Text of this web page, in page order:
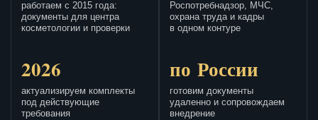
работаем с 2015 года:
документы для центра
косметологии и проверки
Роспотребнадзор, МЧС,
охрана труда и кадры
в одном контуре
2026
актуализируем комплекты
под действующие
требования
по России
готовим документы
удаленно и сопровождаем
внедрение